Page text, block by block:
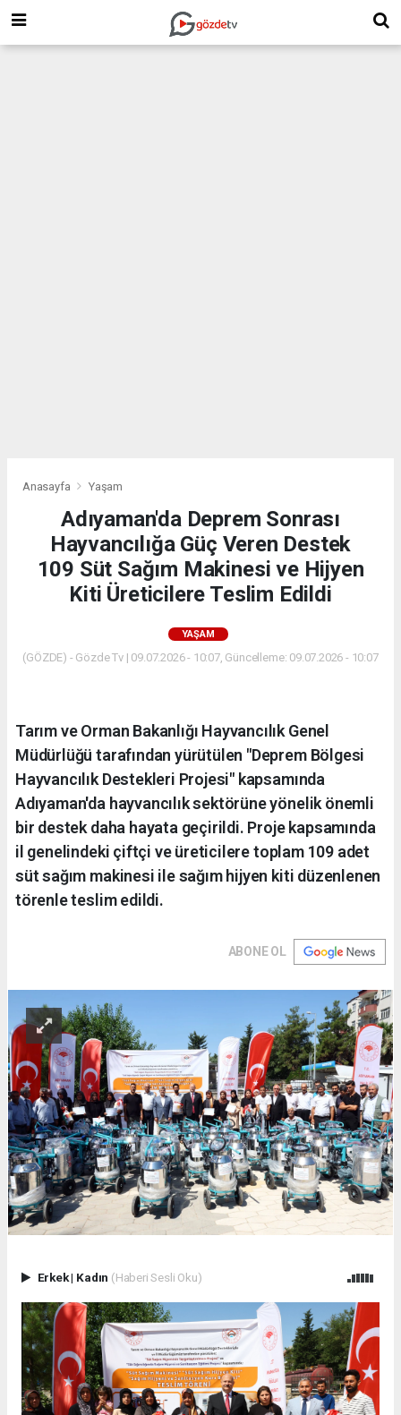
Anasayfa Yaşam
Adıyaman'da Deprem Sonrası
Hayvancılığa Güç Veren Destek
109 Süt Sağım Makinesi ve Hijyen
Kiti Üreticilere Teslim Edildi
YAŞAM
(GÖZDE) - Gözde Tv | 09.07.2026 - 10:07, Güncelleme: 09.07.2026 - 10:07
Tarım ve Orman Bakanlığı Hayvancılık Genel
Müdürlüğü tarafından yürütülen "Deprem Bölgesi
Hayvancılık Destekleri Projesi" kapsamında
Adıyaman'da hayvancılık sektörüne yönelik önemli
bir destek daha hayata geçirildi. Proje kapsamında
il genelindeki çiftçi ve üreticilere toplam 109 adet
süt sağım makinesi ile sağım hijyen kiti düzenlenen
törenle teslim edildi.
ABONE OL
Erkek| Kadın (Haberi Sesli Oku)